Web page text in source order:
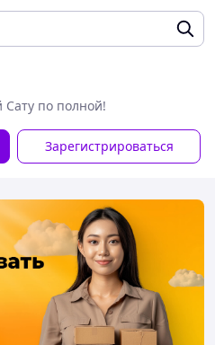
Сату по полной!
Зарегистрироваться